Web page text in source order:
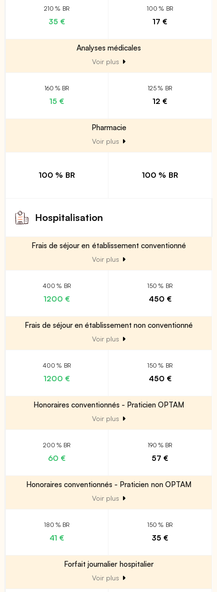
210 % BR
35 €
100 % BR
17 €
Analyses médicales
Voir plus
160 % BR
15 €
125 % BR
12 €
Pharmacie
Voir plus
100 % BR 100 % BR
Hospitalisation
Frais de séjour en établissement conventionné
Voir plus
400 % BR
1200 €
150 % BR
450 €
Frais de séjour en établissement non conventionné
Voir plus
400 % BR
1200 €
150 % BR
450 €
Honoraires conventionnés - Praticien OPTAM
Voir plus
200 % BR
60 €
190 % BR
57 €
Honoraires conventionnés - Praticien non OPTAM
Voir plus
180 % BR
41 €
150 % BR
35 €
Forfait journalier hospitalier
Voir plus